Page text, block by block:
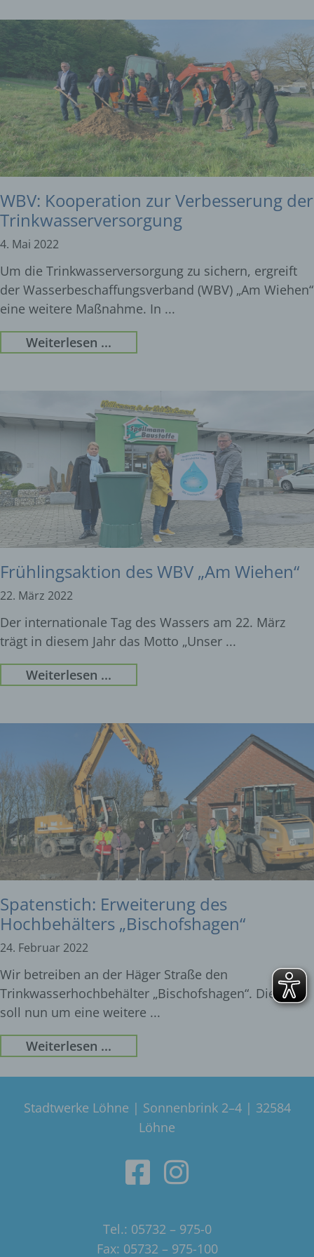
WBV: Kooperation zur Verbesserung der
Trinkwasserversorgung
4. Mai 2022
Um die Trinkwasserversorgung zu sichern, ergreift
der Wasserbeschaffungsverband (WBV) „Am Wiehen“
eine weitere Maßnahme. In
Weiterlesen ...
Frühlingsaktion des WBV „Am Wiehen“
22. März 2022
Der internationale Tag des Wassers am 22. März
trägt in diesem Jahr das Motto „Unser
Weiterlesen ...
Spatenstich: Erweiterung des
Hochbehälters „Bischofshagen“
24. Februar 2022
Wir betreiben an der Häger Straße den
Trinkwasserhochbehälter „Bischofshagen“. Dieser
soll nun um eine weitere
Weiterlesen ...
Stadtwerke Löhne | Sonnenbrink 2–4 | 32584
Löhne
Tel.: 05732 – 975-0
Fax: 05732 – 975-100